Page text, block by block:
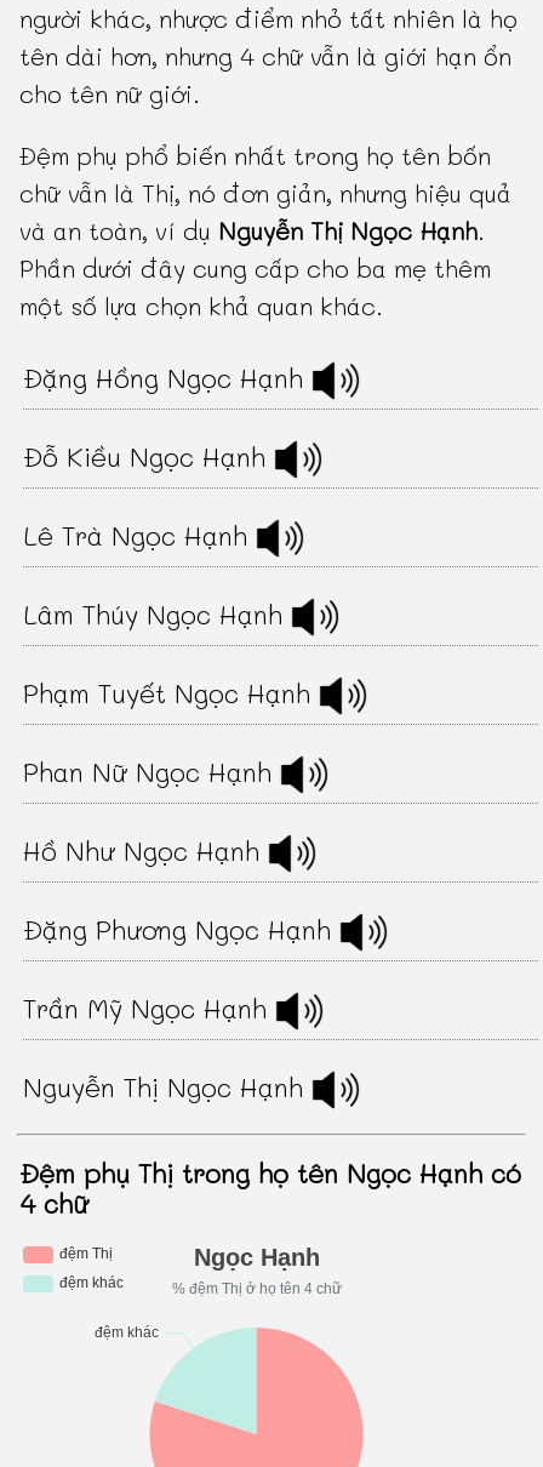
người khác, nhược điểm nhỏ tất nhiên là họ
tên dài hơn, nhưng 4 chữ vẫn là giới hạn ổn
cho tên nữ giới.
Đệm phụ phổ biến nhất trong họ tên bốn
chữ vẫn là Thị, nó đơn giản, nhưng hiệu quả
và an toàn, ví dụ Nguyễn Thị Ngọc Hạnh.
Phần dưới đây cung cấp cho ba mẹ thêm
một số lựa chọn khả quan khác.
Đặng Hồng Ngọc Hạnh
Đỗ Kiều Ngọc Hạnh
Lê Trà Ngọc Hạnh
Lâm Thúy Ngọc Hạnh
Phạm Tuyết Ngọc Hạnh
Phan Nữ Ngọc Hạnh
Hồ Như Ngọc Hạnh
Đặng Phương Ngọc Hạnh
Trần Mỹ Ngọc Hạnh
Nguyễn Thị Ngọc Hạnh
Đệm phụ Thị trong họ tên Ngọc Hạnh có
4 chữ